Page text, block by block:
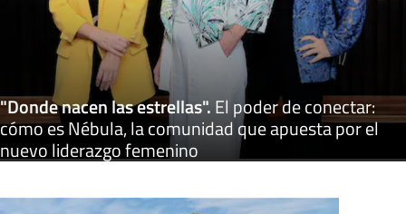
"Donde nacen las estrellas".El poder de conectar:
cómo es Nébula, la comunidad que apuesta por el
nuevo liderazgo femenino